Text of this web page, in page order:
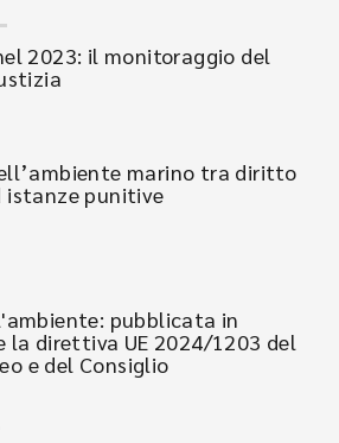
2023: il monitoraggio del
marino tra diritto
istanze punitive
pubblicata in
direttiva UE 2024/1203 del
e del Consiglio